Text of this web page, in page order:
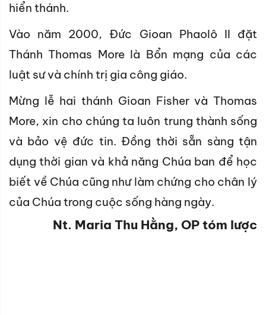
hiển thánh.
Vào năm 2000, Đức Gioan Phaolô II đặt
Thánh Thomas More là Bổn mạng của các
luật sư và chính trị gia công giáo.
Mừng lễ hai thánh Gioan Fisher và Thomas
More, xin cho chúng ta luôn trung thành sống
và bảo vệ đức tin. Đồng thời sẵn sàng tận
dụng thời gian và khả năng Chúa ban để học
biết về Chúa cũng như làm chứng cho chân lý
của Chúa trong cuộc sống hàng ngày.
Nt. Maria Thu Hằng, OP tóm lược